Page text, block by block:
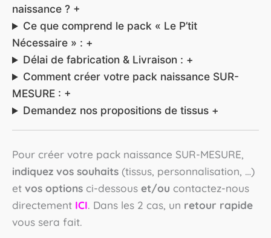
naissance ? +
Ce que comprend le pack « Le P’tit
Nécessaire » : +
Délai de fabrication & Livraison : +
Comment créer votre pack naissance SUR-
MESURE : +
Demandez nos propositions de tissus +
Pour créer votre pack naissance SUR-MESURE,
indiquez vos souhaits (tissus, personnalisation, …)
et vos options ci-dessous et/ou contactez-nous
directement ICI. Dans les 2 cas, un retour rapide
vous sera fait.